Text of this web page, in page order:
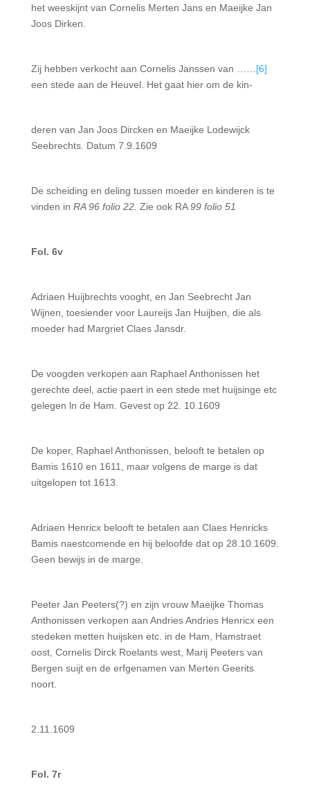
het weeskijnt van Cornelis Merten Jans en Maeijke Jan
Joos Dirken.
Zij hebben verkocht aan Cornelis Janssen van …… [6]
een stede aan de Heuvel. Het gaat hier om de kin‑
deren van Jan Joos Dircken en Maeijke Lodewijck
Seebrechts. Datum 7.9.1609
De scheiding en deling tussen moeder en kinderen is te
vinden in RA 96 folio 22. Zie ook RA99 folio 51
Fol. 6v
Adriaen Huijbrechts vooght, en Jan Seebrecht Jan
Wijnen, toesiender voor Laureijs Jan Huijben, die als
moeder had Margriet Claes Jansdr.
De voogden verkopen aan Raphael Anthonissen het
gerechte deel, actie paert in een stede met huijsinge etc
gelegen ln de Ham. Gevest op 22. 10.1609
De koper, Raphael Anthonissen, belooft te betalen op
Bamis 1610 en 1611, maar volgens de marge is dat
uitgelopen tot 1613.
Adriaen Henricx belooft te betalen aan Claes Henricks
Bamis naestcomende en hij beloofde dat op 28.10.1609.
Geen bewijs in de marge.
Peeter Jan Peeters(?) en zijn vrouw Maeijke Thomas
Anthonissen verkopen aan Andries Andries Henricx een
stedeken metten huijsken etc. in de Ham, Hamstraet
oost, Cornelis Dirck Roelants west, Marij Pee­ters van
Bergen suijt en de erfgenamen van Merten Geerits
noort.
2.11.1609
Fol. 7r